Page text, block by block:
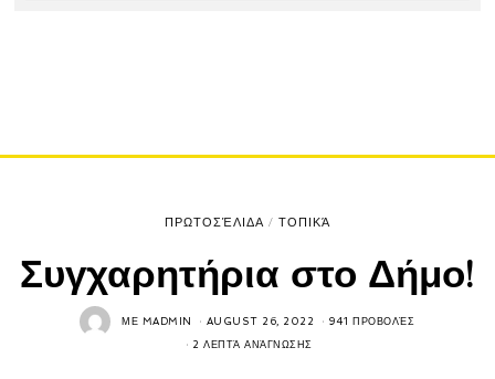
ΠΡΩΤΟΣΈΛΙΔΑ / ΤΟΠΙΚΆ
Συγχαρητήρια στο Δήμο!
ΜΕ MADMIN AUGUST 26, 2022 941 ΠΡΟΒΟΛΈΣ
2 ΛΕΠΤΆ ΑΝΆΓΝΩΣΗΣ